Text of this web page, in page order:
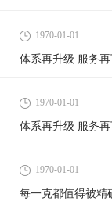
1970-01-01
体系再升级 服务
1970-01-01
体系再升级 服务
1970-01-01
每一克都值得被精